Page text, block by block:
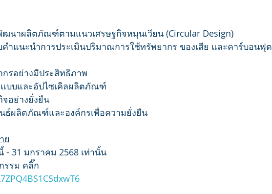
ฒนาผลิตภัณฑ์ตามแนวเศรษฐกิจหมุนเวียน (Circular Design)
ำแนะนำการประเมินปริมาณการใช้ทรัพยากร ของเสีย และคาร์บอนฟุต
รอย่างมีประสิทธิภาพ
แบบและอัปไซเคิลผลิตภัณฑ์
อย่างยั่งยืน
ธ์ผลิตภัณฑ์และองค์กรเพื่อความยั่งยืน
ย
- 31 มกราคม 2568 เท่านั้น
รรม คลิ๊ก